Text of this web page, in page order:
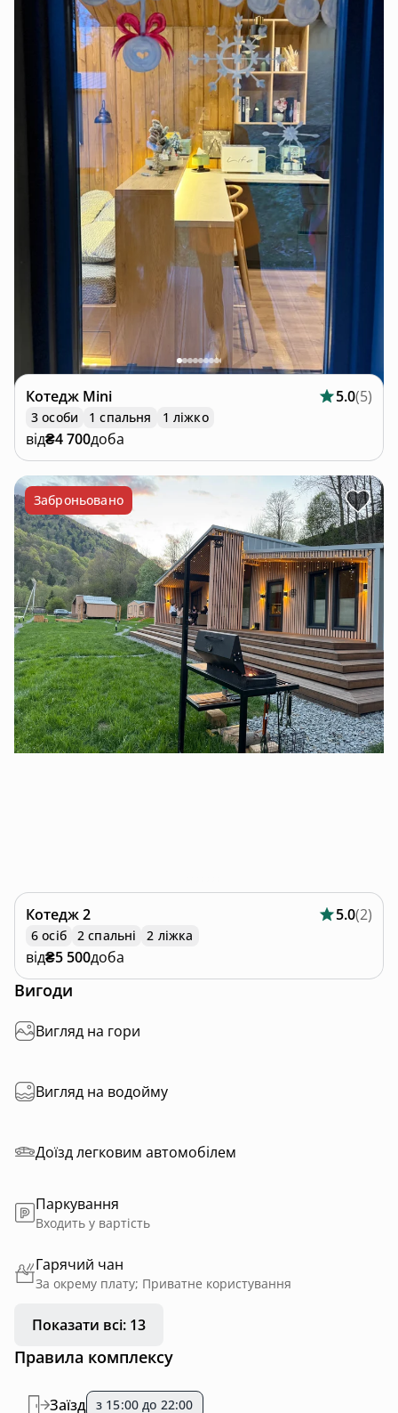
Котедж Mini 5.0(5)
3 особи 1 спальня 1 ліжко
від₴4 700доба
Заброньовано
Котедж2 5.0(2)
6 осіб 2 спальні 2 ліжка
від₴5 500доба
Вигоди
Вигляд на гори
Вигляд на водойму
Доїзд легковим автомобілем
Паркування
Входить у вартість
Гарячий чан
За окрему плату; Приватне користування
Показати всі: 13
Правила комплексу
Заїзд з 15:00 до 22:00